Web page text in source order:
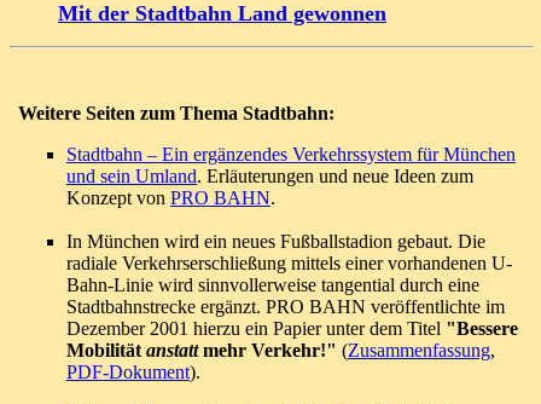
Mit der Stadtbahn Land gewonnen
Weitere Seiten zum Thema Stadtbahn:
Stadtbahn – Ein ergänzendes Verkehrssystem für München
und sein Umland. Erläuterungen und neue Ideen zum
Konzept von PRO BAHN.
In München wird ein neues Fußballstadion gebaut. Die
radiale Verkehrserschließung mittels einer vorhandenen U-
Bahn-Linie wird sinnvollerweise tangential durch eine
Stadtbahnstrecke ergänzt. PRO BAHN veröffentlichte im
Dezember 2001 hierzu ein Papier unter dem Titel "Bessere
Mobilität anstattmehr Verkehr!" (Zusammenfassung,
PDF-Dokument).